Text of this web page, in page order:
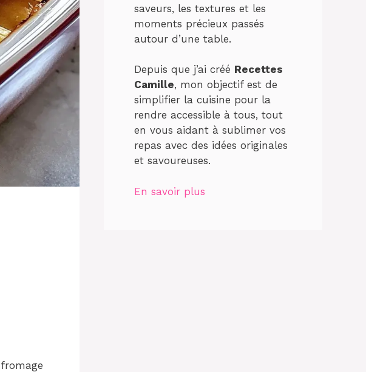
saveurs, les textures et les
moments précieux passés
autour d’une table.
Depuis que j’ai créé Recettes
Camille, mon objectif est de
simplifier la cuisine pour la
rendre accessible à tous, tout
en vous aidant à sublimer vos
repas avec des idées originales
et savoureuses.
En savoir plus